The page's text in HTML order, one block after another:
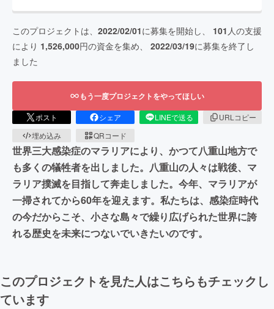
このプロジェクトは、 2022/02/01に募集を開始し、 101 人の支援
により 1,526,000円の資金を集め、 2022/03/19に募集を終了し
ました
もう一度プロジェクトをやってほしい
ポスト シェア LINEで送る
URLコピー
埋め込み
QRコード
世界三大感染症のマラリアにより、かつて八重山地方で
も多くの犠牲者を出しました。八重山の人々は戦後、マ
ラリア撲滅を目指して奔走しました。今年、マラリアが
一掃されてから60年を迎えます。私たちは、感染症時代
の今だからこそ、小さな島々で繰り広げられた世界に誇
れる歴史を未来につないでいきたいのです。
このプロジェクトを見た人はこちらもチェックし
ています